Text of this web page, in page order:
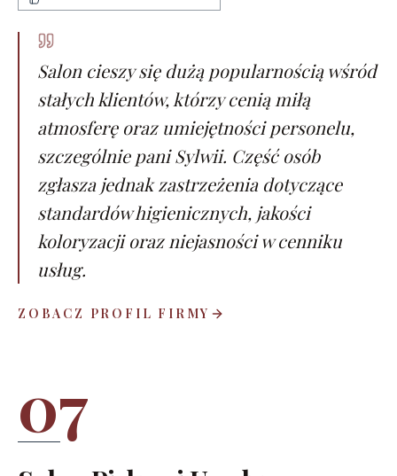
Salon cieszy się dużą popularnością wśród
stałych klientów, którzy cenią miłą
atmosferę oraz umiejętności personelu,
szczególnie pani Sylwii. Część osób
zgłasza jednak zastrzeżenia dotyczące
standardów higienicznych, jakości
koloryzacji oraz niejasności w cenniku
usług.
ZOBACZ PROFIL FIRMY
07